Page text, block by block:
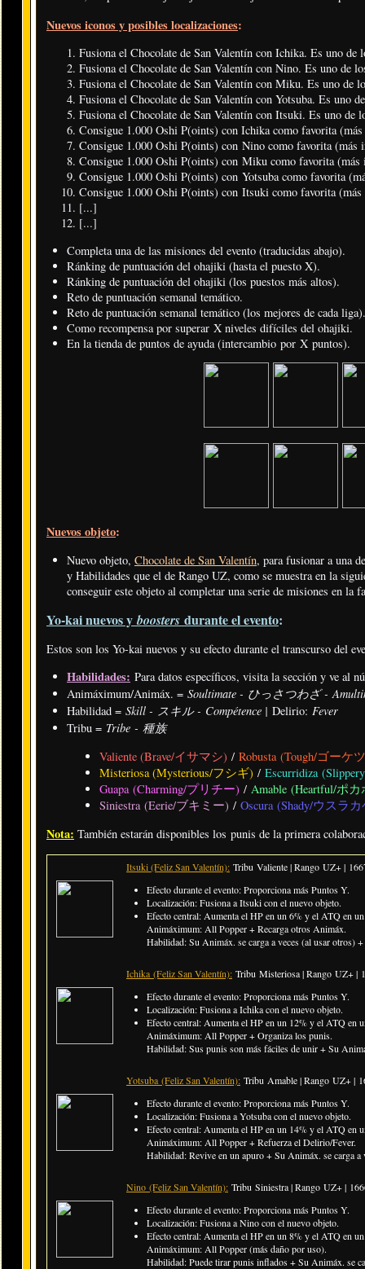
Nuevos iconos y posibles localizaciones:
Fusiona el Chocolate de San Valentín con Ichika. Es uno de
Fusiona el Chocolate de San Valentín con Nino. Es uno de
Fusiona el Chocolate de San Valentín con Miku. Es uno de
Fusiona el Chocolate de San Valentín con Yotsuba. Es uno
Fusiona el Chocolate de San Valentín con Itsuki. Es uno de
Consigue 1.000 Oshi P(oints) con Ichika como favorita
Consigue 1.000 Oshi P(oints) con Nino como favorita (más
Consigue 1.000 Oshi P(oints) con Miku como favorita (más
Consigue 1.000 Oshi P(oints) con Yotsuba como favorita
Consigue 1.000 Oshi P(oints) con Itsuki como favorita
[...]
[...]
Completa una de las misiones del evento (traducidas abajo).
Ránking de puntuación del ohajiki (hasta el puesto X).
Ránking de puntuación del ohajiki (los puestos más altos).
Reto de puntuación semanal temático.
Reto de puntuación semanal temático (los mejores de cada liga).
Como recompensa por superar X niveles difíciles del ohajiki.
En la tienda de puntos de ayuda (intercambio por X puntos).
Nuevos objeto:
Nuevo objeto, Chocolate de San Valentín, para fusionar a una
y Habilidades que el de Rango UZ, como se muestra en la
conseguir este objeto al completar una serie de misiones en la
Yo-kai nuevos yboosters durante el evento:
Estos son los Yo-kai nuevos y su efecto durante el transcurso del
Habilidades: Para datos específicos, visita la sección y ve al
Animáximum/Animáx. = Soultimate - ひっさつわざ -
Habilidad = Skill - スキル - Compétence | Delirio: Fever
Tribu = Tribe - 種族
Valiente (Brave/イサマシ) / Robusta (Tough/ゴーケ
Misteriosa (Mysterious/フシギ) / Escurridiza
Guapa (Charming/プリチー) / Amable (Heartful/ポ
Siniestra (Eerie/ブキミー) / Oscura (Shady/ウスラ
Nota: También estarán disponibles los punis de la primera
Itsuki (Feliz San Valentín): Tribu Valiente | Rango UZ+ |
Efecto durante el evento: Proporciona más Puntos Y.
Localización: Fusiona a Itsuki con el nuevo objeto.
Efecto central: Aumenta el HP en un 6% y el ATQ en
Animáximum: All Popper + Recarga otros Animáx.
Habilidad: Su Animáx. se carga a veces (al usar otros)
Ichika (Feliz San Valentín): Tribu Misteriosa | Rango UZ+ |
Efecto durante el evento: Proporciona más Puntos Y.
Localización: Fusiona a Ichika con el nuevo objeto.
Efecto central: Aumenta el HP en un 12% y el ATQ en
Animáximum: All Popper + Organiza los punis.
Habilidad: Sus punis son más fáciles de unir + Su
Yotsuba (Feliz San Valentín): Tribu Amable | Rango UZ+ |
Efecto durante el evento: Proporciona más Puntos Y.
Localización: Fusiona a Yotsuba con el nuevo objeto.
Efecto central: Aumenta el HP en un 14% y el ATQ en
Animáximum: All Popper + Refuerza el Delirio/Fever.
Habilidad: Revive en un apuro + Su Animáx. se carga
Nino (Feliz San Valentín): Tribu Siniestra | Rango UZ+ |
Efecto durante el evento: Proporciona más Puntos Y.
Localización: Fusiona a Nino con el nuevo objeto.
Efecto central: Aumenta el HP en un 8% y el ATQ en
Animáximum: All Popper (más daño por uso).
Habilidad: Puede tirar punis inflados + Su Animáx. se